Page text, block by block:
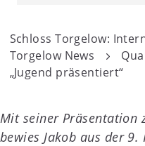
Schloss Torgelow:
Torgelow News
„Jugend präsentiert“
Mit seiner Präsentation
bewies Jakob aus der 9.